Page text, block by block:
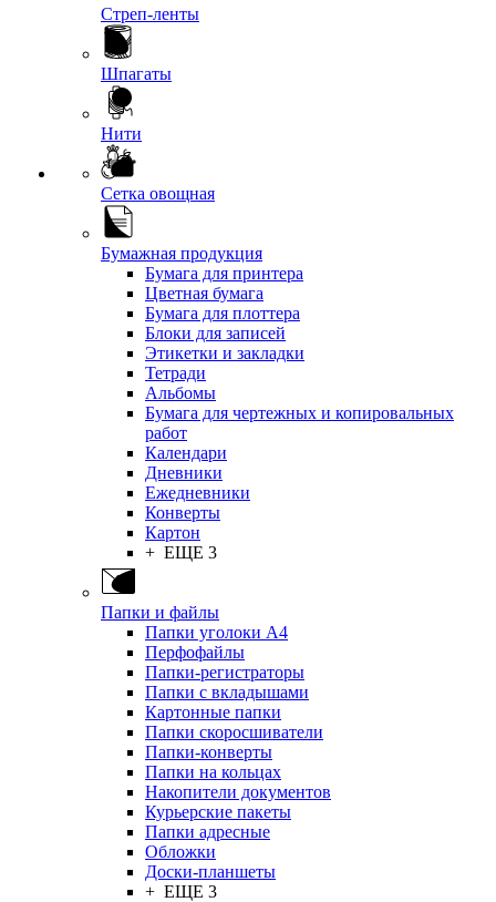
Стреп-ленты
Шпагаты
Нити
Сетка овощная
Бумажная продукция
Бумага для принтера
Цветная бумага
Бумага для плоттера
Блоки для записей
Этикетки и закладки
Тетради
Альбомы
Бумага для чертежных и копировальных
работ
Календари
Дневники
Ежедневники
Конверты
Картон
+ ЕЩЕ 3
Папки и файлы
Папки уголоки А4
Перфофайлы
Папки-регистраторы
Папки с вкладышами
Картонные папки
Папки скоросшиватели
Папки-конверты
Папки на кольцах
Накопители документов
Курьерские пакеты
Папки адресные
Обложки
Доски-планшеты
+ ЕЩЕ 3